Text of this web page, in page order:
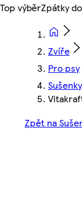
Top výběrZpátky
Zvíře
Pro psy
Zpět na